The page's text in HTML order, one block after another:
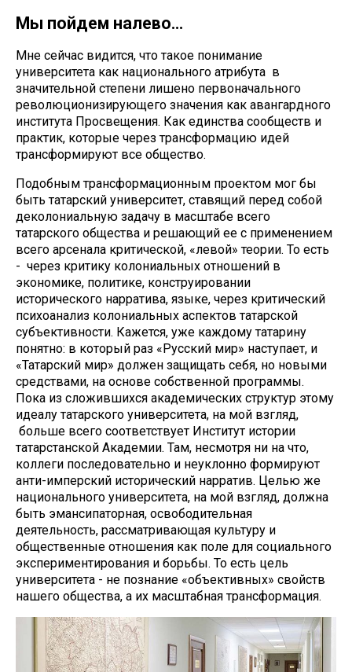
Мы пойдем налево…
Мне сейчас видится, что такое понимание
университета как национального атрибута в
значительной степени лишено первоначального
революционизирующего значения как авангардного
института Просвещения. Как единства сообществ и
практик, которые через трансформацию идей
трансформируют все общество.
Подобным трансформационным проектом мог бы
быть татарский университет, ставящий перед собой
деколониальную задачу в масштабе всего
татарского общества и решающий ее с применением
всего арсенала критической, «левой» теории. То есть
- через критику колониальных отношений в
экономике, политике, конструировании
исторического нарратива, языке, через критический
психоанализ колониальных аспектов татарской
субъективности. Кажется, уже каждому татарину
понятно: в который раз «Русский мир» наступает, и
«Татарский мир» должен защищать себя, но новыми
средствами, на основе собственной программы.
Пока из сложившихся академических структур этому
идеалу татарского университета, на мой взгляд,
больше всего соответствует Институт истории
татарстанской Академии. Там, несмотря ни на что,
коллеги последовательно и неуклонно формируют
анти-имперский исторический нарратив. Целью же
национального университета, на мой взгляд, должна
быть эмансипаторная, освободительная
деятельность, рассматривающая культуру и
общественные отношения как поле для социального
экспериментирования и борьбы. То есть цель
университета - не познание «объективных» свойств
нашего общества, а их масштабная трансформация.